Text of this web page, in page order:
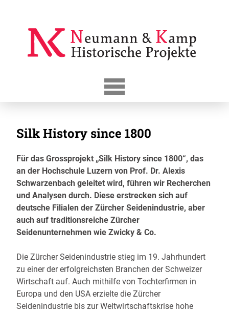
Silk History since 1800
Für das Grossprojekt „Silk History since 1800“, das
an der Hochschule Luzern von Prof. Dr. Alexis
Schwarzenbach geleitet wird, führen wir Recherchen
und Analysen durch. Diese erstrecken sich auf
deutsche Filialen der Zürcher Seidenindustrie, aber
auch auf traditionsreiche Zürcher
Seidenunternehmen wie Zwicky & Co.
Die Zürcher Seidenindustrie stieg im 19. Jahrhundert
zu einer der erfolgreichsten Branchen der Schweizer
Wirtschaft auf. Auch mithilfe von Tochterfirmen in
Europa und den USA erzielte die Zürcher
Seidenindustrie bis zur Weltwirtschaftskrise hohe